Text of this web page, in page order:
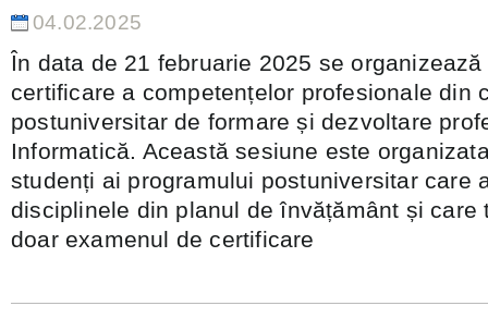
04.02.2025
În data de 21 februarie 2025 se
certificare a competențelor profesionale din
postuniversitar de formare și dezvoltare
Informatică. Această sesiune este
studenți ai programului postuniversitar care
disciplinele din planul de învățământ și care
doar examenul de certificare